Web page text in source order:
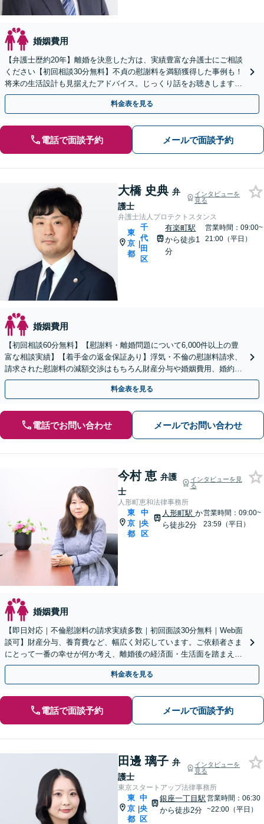
婚姻費用
【弁護士歴約20年】離婚を決意した方は、実績豊富な弁護士にご相談
ください【初回相談30分無料】不貞の慰謝料を満額獲得した事例も！
将来の生活設計も見据えたアドバイス。じっくり話をお聴きします
【子連れ相談可】【半蔵門駅徒歩2分】
料金表を見る
電話で面談予約 メールで面談予約
大橋 史典 弁
護士
インタビューを
見る
弁護士法人プロテクトスタンス
東
京
都
|
千
代
田
区
有楽町駅
から徒歩1
分
営業時間：09:00~
21:00（平日）
婚姻費用
【初回相談60分無料】【慰謝料・離婚問題について6,000件以上の豊
富な相談実績】【着手金の返金保証あり】浮気・不倫の慰謝料請求、
請求された慰謝料の減額交渉はもちろん財産分与や婚姻費用、婚約破
棄など様々な離婚・男女問題の解決実績が豊富です。
料金表を見る
電話でお問い合わせ メールでお問い合わせ
今村 恵 弁護
士
インタビューを見
る
人形町恵和法律事務所
東
京
都
|
中
央
区
人形町駅 か
ら徒歩2分
営業時間：09:00~
23:59（平日）
婚姻費用
【即日対応｜不倫慰謝料の請求実績多数｜初回面談30分無料｜Web面
談可】財産分与、養育費など、幅広く対応しています。ご依頼者さま
にとって一番の幸せが何か考え、離婚後の経済面・生活面を踏まえた
最善の解決策をご提案します。【休日・夜間面談可】
料金表を見る
電話で面談予約 メールで面談予約
田邊 璃子 弁
護士
インタビューを
見る
東京スタートアップ法律事務所
東
京
都
|
中
央
区
銀座一丁目駅
から徒歩2分
営業時間：06:30
~22:00（平日）